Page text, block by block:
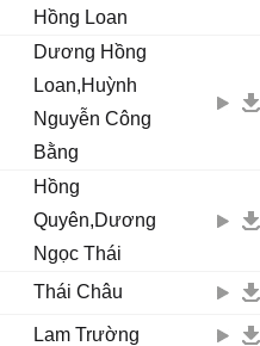
Hồng Loan
Dương Hồng
Loan,Huỳnh
Nguyễn Công
Bằng
Hồng
Quyên,Dương
Ngọc Thái
Thái Châu
Lam Trường